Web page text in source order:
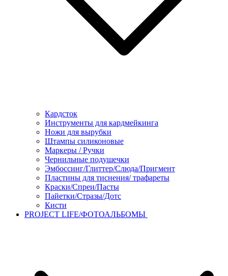
Кардсток
Инструменты для кардмейкинга
Ножи для вырубки
Штампы силиконовые
Маркеры / Ручки
Чернильные подушечки
Эмбоссинг/Глиттер/Слюда/Пригмент
Пластины для тиснения/ трафареты
Краски/Спреи/Пасты
Пайетки/Стразы/Дотс
Кисти
PROJECT LIFE/ФОТОАЛЬБОМЫ